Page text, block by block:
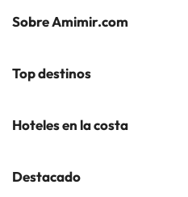
Sobre Amimir.com
¿Quiénes somos?
Gestionar mi reserva
Top destinos
Hoteles en Salou
Hoteles en Andorra la Vella
Hoteles en la costa
Hoteles en la Costa Azahar
Destacado